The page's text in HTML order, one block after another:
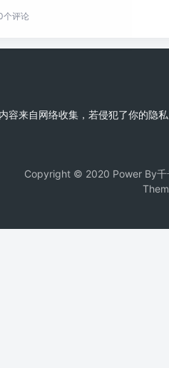
个评论
容来自网络收集，若侵犯了你的隐私
Copyright © 2020 Power By千